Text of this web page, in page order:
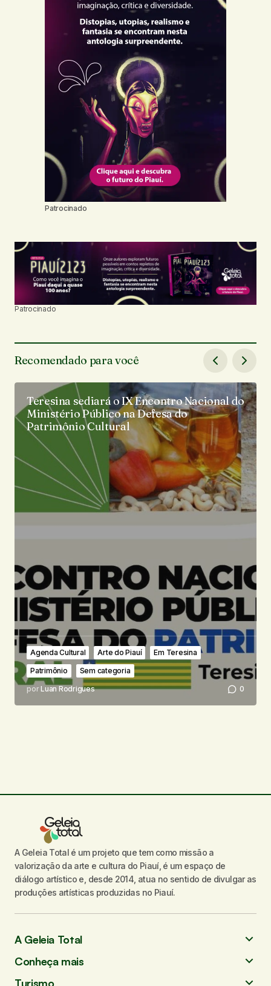
Patrocinado
Patrocinado
Recomendado para você
Teresina sediará o IX Encontro Nacional do
Ministério Público na Defesa do
Patrimônio Cultural
Agenda Cultural Arte do Piauí
Em Teresina
Patrimônio
Sem categoria
porLuan Rodrigues 0
A Geleia Total é um projeto que tem como missão a
valorização da arte e cultura do Piauí, é um espaço de
diálogo artístico e, desde 2014, atua no sentido de divulgar as
produções artísticas produzidas no Piauí.
A Geleia Total
Conheça mais
Turismo